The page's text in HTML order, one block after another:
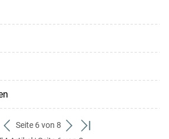
zurück
Seite 6 von 8
weiterzum